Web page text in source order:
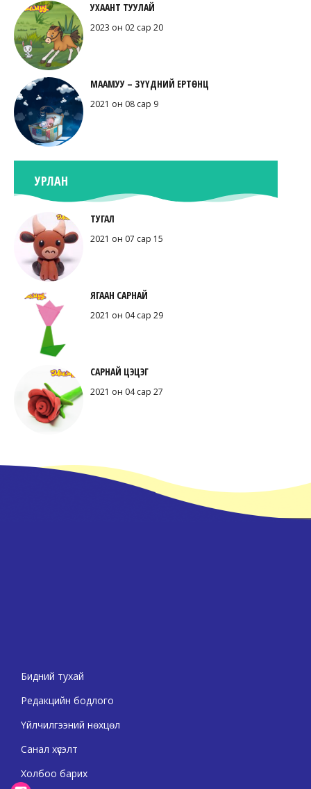
УХААНТ ТУУЛАЙ
2023 он 02 сар 20
МААМУУ – ЗҮҮДНИЙ ЕРТӨНЦ
2021 он 08 сар 9
УРЛАН
ТУГАЛ
2021 он 07 сар 15
ЯГААН САРНАЙ
2021 он 04 сар 29
САРНАЙ ЦЭЦЭГ
2021 он 04 сар 27
Бидний тухай
Редакцийн бодлого
Үйлчилгээний нөхцөл
Санал хүсэлт
Холбоо барих